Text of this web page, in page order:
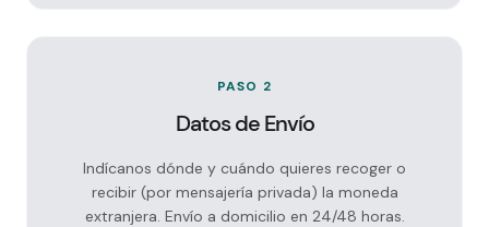
PASO 2
Datos de Envío
Indícanos dónde y cuándo quieres recoger o
recibir (por mensajería privada) la moneda
extranjera. Envío a domicilio en 24/48 horas.